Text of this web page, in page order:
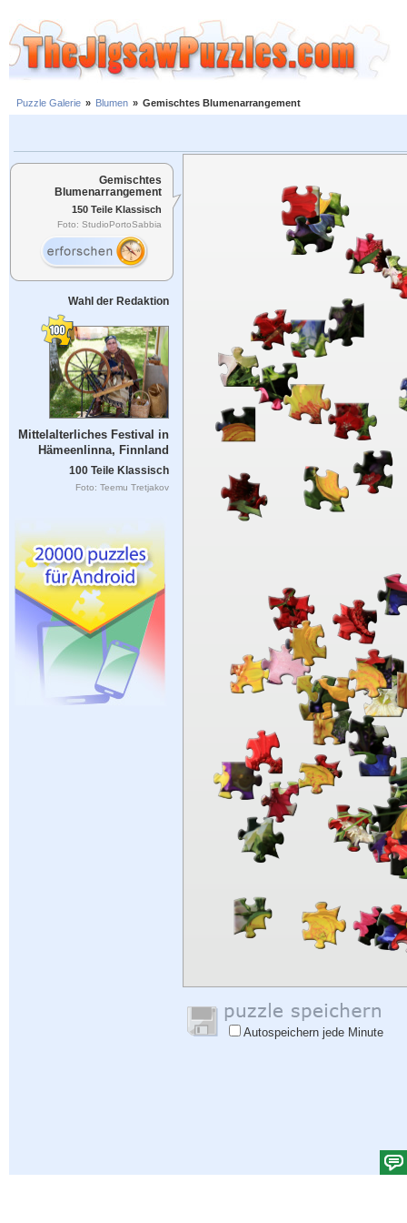
Puzzle Galerie » Blumen » Gemischtes Blumenarrangement
Gemischtes
Blumenarrangement
150 Teile Klassisch
Foto: StudioPortoSabbia
Wahl der Redaktion
Mittelalterliches Festival in
Hämeenlinna, Finnland
100 Teile Klassisch
Foto: Teemu Tretjakov
Autospeichern jede Minute